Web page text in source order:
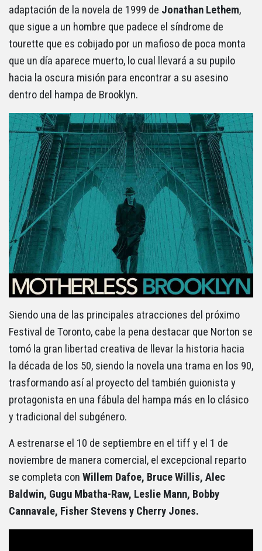
adaptación de la novela de 1999 de Jonathan Lethem,
que sigue a un hombre que padece el síndrome de
tourette que es cobijado por un mafioso de poca monta
que un día aparece muerto, lo cual llevará a su pupilo
hacia la oscura misión para encontrar a su asesino
dentro del hampa de Brooklyn.
Siendo una de las principales atracciones del próximo
Festival de Toronto, cabe la pena destacar que Norton se
tomó la gran libertad creativa de llevar la historia hacia
la década de los 50, siendo la novela una trama en los 90,
trasformando así al proyecto del también guionista y
protagonista en una fábula del hampa más en lo clásico
y tradicional del subgénero.
A estrenarse el 10 de septiembre en el tiff y el 1 de
noviembre de manera comercial, el excepcional reparto
se completa con Willem Dafoe, Bruce Willis, Alec
Baldwin, Gugu Mbatha-Raw, Leslie Mann, Bobby
Cannavale, Fisher Stevens y Cherry Jones.